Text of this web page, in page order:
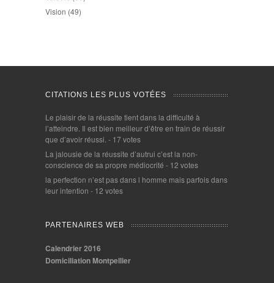
Vision (49)
CITATIONS LES PLUS VOTÉES
Le plaisir de la réussite tient dans la difficulté à
l’atteindre. Il est bien meilleur d’être en train de réussir
que d’avoir réussi. - 17 votes
La jalousie de la réussite d’autrui c’est la non-
conscience de sa propre médiocrité - 12 votes
la perfection n’est pas dans l homme mais parfois dans
leur intention - 12 votes
PARTENAIRES WEB
Calendrier 2016
Domiciliation Montpellier